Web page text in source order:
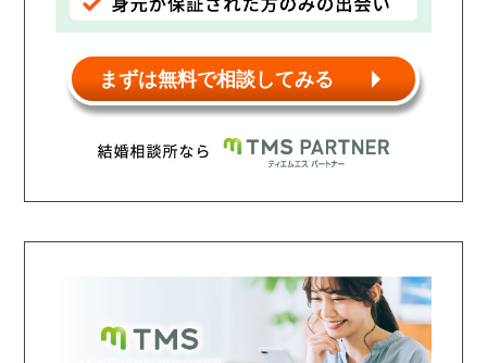
まずは無料で相談してみる